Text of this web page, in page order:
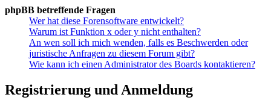
phpBB betreffende Fragen
Wer hat diese Forensoftware entwickelt?
Warum ist Funktion x oder y nicht enthalten?
An wen soll ich mich wenden, falls es Beschwerden oder
juristische Anfragen zu diesem Forum gibt?
Wie kann ich einen Administrator des Boards kontaktieren?
Registrierung und Anmeldung